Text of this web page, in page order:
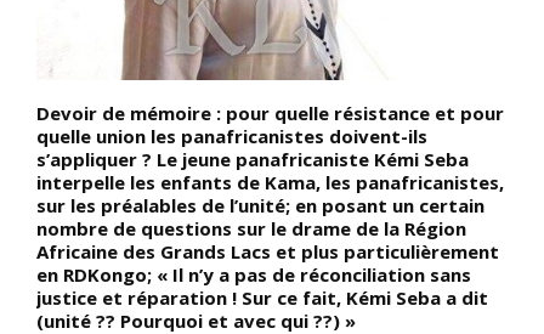
Devoir de mémoire : pour quelle résistance et pour
quelle union les panafricanistes doivent-ils
s’appliquer ? Le jeune panafricaniste Kémi Seba
interpelle les enfants de Kama, les panafricanistes,
sur les préalables de l’unité; en posant un certain
nombre de questions sur le drame de la Région
Africaine des Grands Lacs et plus particulièrement
en RDKongo; « Il n’y a pas de réconciliation sans
justice et réparation ! Sur ce fait, Kémi Seba a dit
(unité ?? Pourquoi et avec qui ??) »